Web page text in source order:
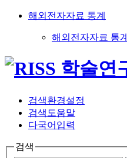
해외전자자료 통계
해외전자자료 통계
검색환경설정
검색도움말
다국어입력
검색